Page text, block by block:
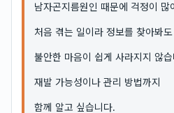
남자곤지름원인 때문에 걱정이 많
처음 겪는 일이라 정보를 찾아봐도
불안한 마음이 쉽게 사라지지 않
재발 가능성이나 관리 방법까지
함께 알고 싶습니다.